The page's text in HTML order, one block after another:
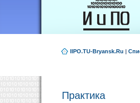
IIPO.TU-Bryansk.Ru |
Практика